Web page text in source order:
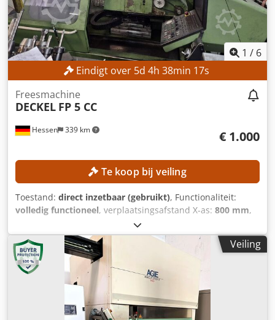
1 / 6
Eindigt over 5d 4h 38min 15s
Hessen 339 km
Freesmachine
DECKEL FP 5 CC
€ 1.000
Te koop bij veiling
Toestand: direct inzetbaar (gebruikt), Functionaliteit:
volledig functioneel, verplaatsingsafstand X-as: 800 mm,
, verplaatsingsafstand Z-as:
mm, veerstreek:80 mm, totaalgewicht:3.900 kg, Geen
minimumprijs – gegarandeerde verkoop tegen het hoogste
bod! TECHNISCHE GEGEVENS Verplaatsingsbereik X-as: 800
mm Verplaatsingsbereik Y-as: 700 mm Cedpfx Aezpwxyof
Rorf Verplaatsingsbereik Z-as: 550 mm Verticale
spindelgang: 80 mm MACHINEGEGEVENS Machinegewicht:
3.900 kg UITRUSTING Draaibare tafel
Veiling